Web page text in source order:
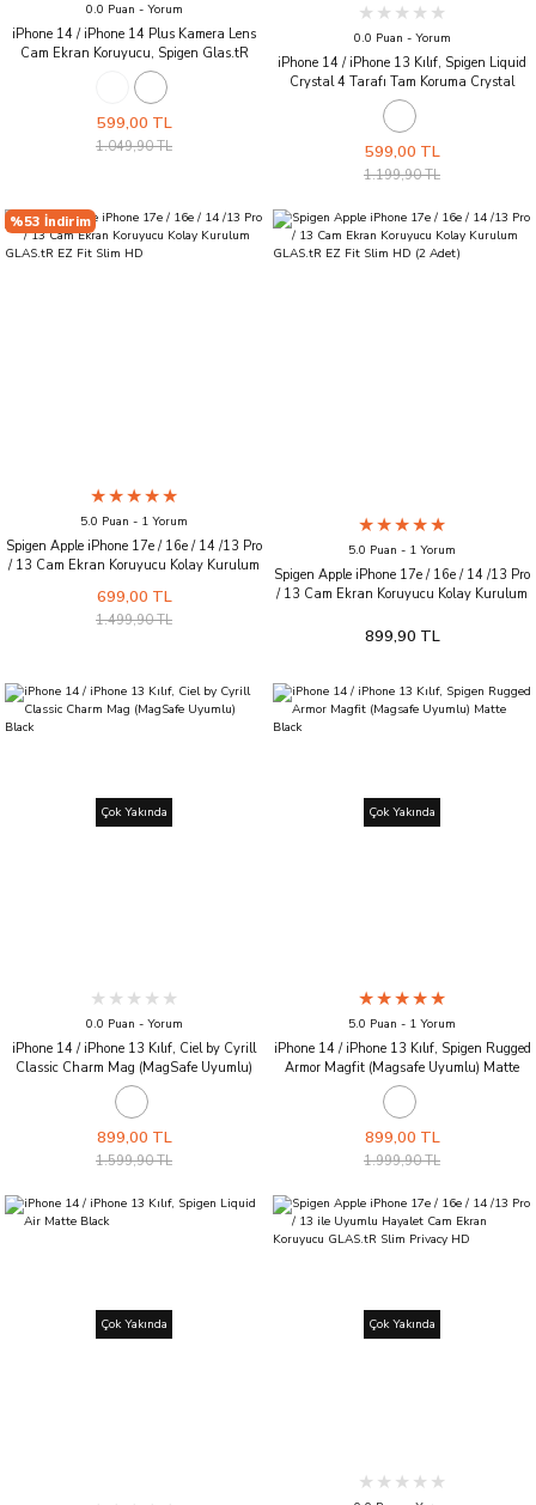
0.0 Puan - Yorum
iPhone 14 / iPhone 14 Plus Kamera Lens
Cam Ekran Koruyucu, Spigen Glas.tR
Optik (2 Adet) Crystal Clear
599,00 TL
1.049,90 TL
0.0 Puan - Yorum
iPhone 14 / iPhone 13 Kılıf, Spigen Liquid
Crystal 4 Tarafı Tam Koruma Crystal
Clear
599,00 TL
1.199,90 TL
%53 İndirim
5.0 Puan - 1 Yorum
Spigen Apple iPhone 17e / 16e / 14 /13 Pro
/ 13 Cam Ekran Koruyucu Kolay Kurulum
699,00 TL
1.499,90 TL
5.0 Puan - 1 Yorum
Spigen Apple iPhone 17e / 16e / 14 /13 Pro
/ 13 Cam Ekran Koruyucu Kolay Kurulum
899,90 TL
Çok Yakında
0.0 Puan - Yorum
iPhone 14 / iPhone 13 Kılıf, Ciel by Cyrill
Classic Charm Mag (MagSafe Uyumlu)
Black
899,00 TL
1.599,90 TL
Çok Yakında
5.0 Puan - 1 Yorum
iPhone 14 / iPhone 13 Kılıf, Spigen Rugged
Armor Magfit (Magsafe Uyumlu) Matte
Black
899,00 TL
1.999,90 TL
Çok Yakında Çok Yakında